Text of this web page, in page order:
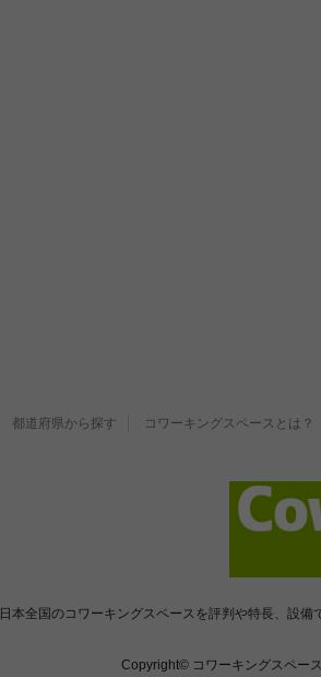
都道府県から探す コワーキングスペースとは？
日本全国のコワーキングスペースを評判や特長、設
Copyright© コワーキングスペー